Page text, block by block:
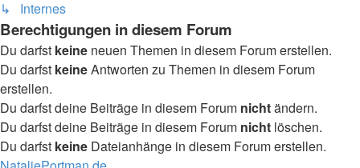
↳ Internes
Berechtigungen in diesem Forum
Du darfst keine neuen Themen in diesem Forum erstellen.
Du darfst keineAntworten zu Themen in diesem Forum
erstellen.
Du darfst deine Beiträge in diesem Forum nichtändern.
Du darfst deine Beiträge in diesem Forum nicht löschen.
Du darfst keine Dateianhänge in diesem Forum erstellen.